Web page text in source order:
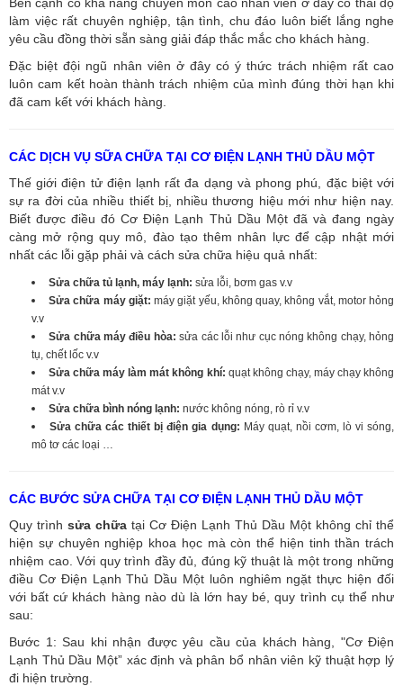
làm việc rất chuyên nghiệp, tận tình, chu đáo luôn biết lắng nghe
yêu cầu đồng thời sẵn sàng giải đáp thắc mắc cho khách hàng.
Đặc biệt đội ngũ nhân viên ở đây có ý thức trách nhiệm rất cao
luôn cam kết hoàn thành trách nhiệm của mình đúng thời hạn khi
đã cam kết với khách hàng.
CÁC DỊCH VỤ SỮA CHỮA TẠI CƠ ĐIỆN LẠNH THỦ DẦU MỘT
Thế giới điện tử điện lạnh rất đa dạng và phong phú, đặc biệt với
sự ra đời của nhiều thiết bị, nhiều thương hiệu mới như hiện nay.
Biết được điều đó Cơ Điện Lạnh Thủ Dầu Một đã và đang ngày
càng mở rộng quy mô, đào tạo thêm nhân lực để cập nhật mới
nhất các lỗi gặp phải và cách sửa chữa hiệu quả nhất:
Sửa chữa tủ lạnh, máy lạnh: sửa lỗi, bơm gas v.v
Sửa chữa máy giặt:máy giặt yếu, không quay, không vắt, motor hỏng
v.v
Sửa chữa máy điều hòa: sửa các lỗi như cục nóng không chạy, hỏng
tụ, chết lốc v.v
Sửa chữa máy làm mát không khí: quạt không chạy, máy chạy không
mát v.v
Sửa chữa bình nóng lạnh: nước không nóng, rò rỉ v.v
Sửa chữa các thiết bị điện gia dụng: Máy quạt, nồi cơm, lò vi sóng,
mô tơ các loại …
CÁC BƯỚC SỬA CHỮA TẠI CƠ ĐIỆN LẠNH THỦ DẦU MỘT
Quy trình sửa chữa tại Cơ Điện Lạnh Thủ Dầu Một không chỉ thể
hiện sự chuyên nghiệp khoa học mà còn thể hiện tinh thần trách
nhiệm cao. Với quy trình đầy đủ, đúng kỹ thuật là một trong những
điều Cơ Điện Lạnh Thủ Dầu Một luôn nghiêm ngặt thực hiện đối
với bất cứ khách hàng nào dù là lớn hay bé, quy trình cụ thể như
sau:
Bước 1: Sau khi nhận được yêu cầu của khách hàng, "Cơ Điện
Lạnh Thủ Dầu Một” xác định và phân bổ nhân viên kỹ thuật hợp lý
đi hiện trường.